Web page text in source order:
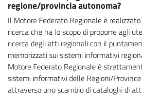
regione/provincia autonoma?
Il Motore Federato Regionale è
ricerca che ha lo scopo di proporre agli
ricerca degli atti regionali con il
memorizzati sui sistemi informativi
Motore Federato Regionale è
sistemi informativi delle Regioni/
attraverso uno scambio di cataloghi di